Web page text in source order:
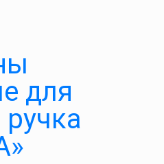
для